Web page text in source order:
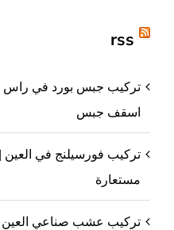
rss
اسقف جبس
مستعارة